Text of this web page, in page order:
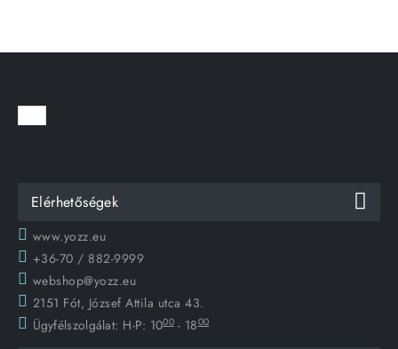
Elérhetőségek
www.yozz.eu
+36-70 / 882-9999
webshop@yozz.eu
2151 Fót, József Attila utca 43.
Ügyfélszolgálat: H-P: 1000 - 1800